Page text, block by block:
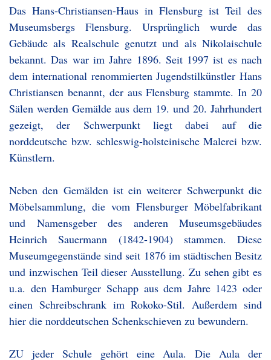
Das Hans-Christiansen-Haus in Flensburg ist Teil des
Museumsbergs Flensburg. Ursprünglich wurde das
Gebäude als Realschule genutzt und als Nikolaischule
bekannt. Das war im Jahre 1896. Seit 1997 ist es nach
dem international renommierten Jugendstilkünstler Hans
Christiansen benannt, der aus Flensburg stammte. In 20
Sälen werden Gemälde aus dem 19. und 20. Jahrhundert
gezeigt, der Schwerpunkt liegt dabei auf die
norddeutsche bzw. schleswig-holsteinische Malerei bzw.
Künstlern.
Neben den Gemälden ist ein weiterer Schwerpunkt die
Möbelsammlung, die vom Flensburger Möbelfabrikant
und Namensgeber des anderen Museumsgebäudes
Heinrich Sauermann (1842-1904) stammen. Diese
Museumgegenstände sind seit 1876 im städtischen Besitz
und inzwischen Teil dieser Ausstellung. Zu sehen gibt es
u.a. den Hamburger Schapp aus dem Jahre 1423 oder
einen Schreibschrank im Rokoko-Stil. Außerdem sind
hier die norddeutschen Schenkschieven zu bewundern.
ZU jeder Schule gehört eine Aula. Die Aula der